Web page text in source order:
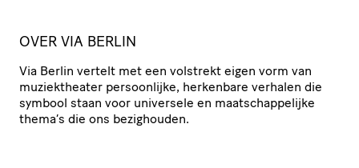
OVER VIA BERLIN
Via Berlin vertelt met een volstrekt eigen vorm van
muziek­the­ater persoon­lijke, herkenbare verhalen die
symbool staan voor universele en maat­schap­pe­lijke
thema’s die ons bezighouden.